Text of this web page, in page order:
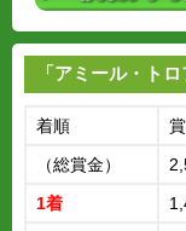
「アミール・ト
着順
（総賞金）
1着